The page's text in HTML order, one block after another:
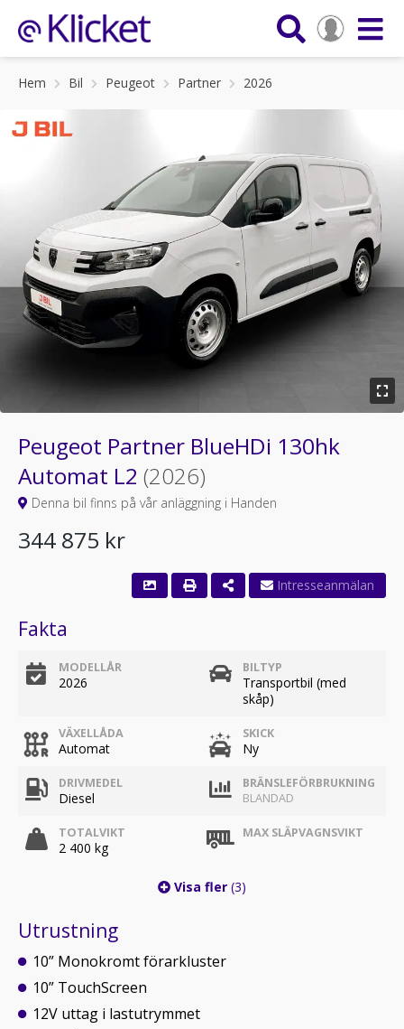
Hem Bil Peugeot Partner 2026
Peugeot Partner BlueHDi 130hk
Automat L2 (2026)
Denna bil finns på vår anläggning i Handen
344 875 kr
Fakta
MODELLÅR
2026
BILTYP
Transportbil (med
skåp)
VÄXELLÅDA
Automat
SKICK
Ny
DRIVMEDEL
Diesel
BRÄNSLEFÖRBRUKNING
BLANDAD
TOTALVIKT
2 400 kg
MAX SLÄPVAGNSVIKT
Visa fler (3)
Utrustning
10” Monokromt förarkluster
10” TouchScreen
12V uttag i lastutrymmet